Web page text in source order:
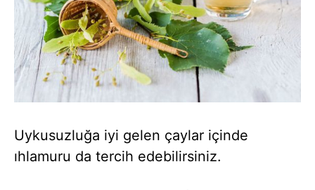
Uykusuzluğa iyi gelen çaylar içinde
ıhlamuru da tercih edebilirsiniz.